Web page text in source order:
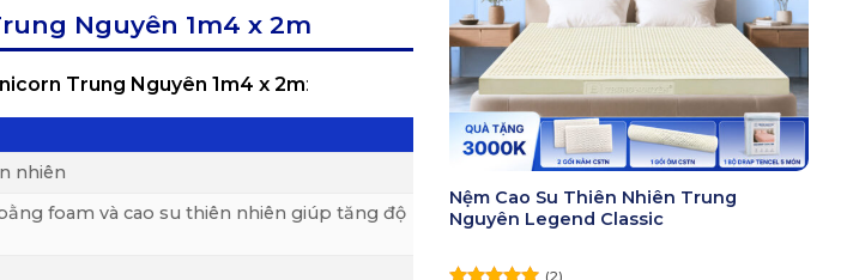
Nguyên 1m4 x 2m
Trung Nguyên 1m4 x 2m:
nhiên
foam và cao su thiên nhiên giúp tăng độ
Nệm Cao Su Thiên Nhiên Trung
Nguyên Legend Classic
(2)